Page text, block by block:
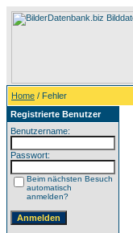
Home / Fehler
Registrierte Benutzer
Benutzername:
Passwort:
Beim nächsten Besuch
automatisch
anmelden?